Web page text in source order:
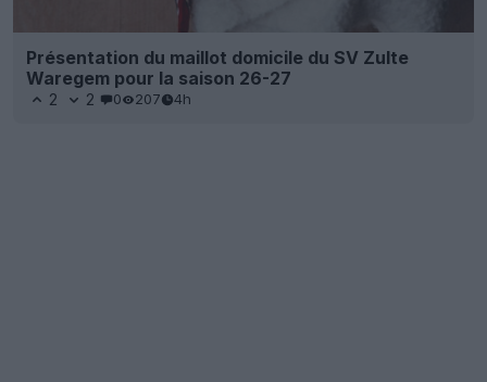
Présentation du maillot domicile du SV Zulte
Waregem pour la saison 26-27
2 2 0 207 4h